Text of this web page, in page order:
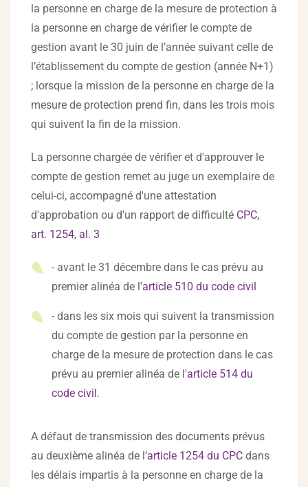
la personne en charge de la mesure de protection à
la personne en charge de vérifier le compte de
gestion avant le 30 juin de l’année suivant celle de
l’établissement du compte de gestion (année N+1)
; lorsque la mission de la personne en charge de la
mesure de protection prend fin, dans les trois mois
qui suivent la fin de la mission.
La personne chargée de vérifier et d'approuver le
compte de gestion remet au juge un exemplaire de
celui-ci, accompagné d'une attestation
d'approbation ou d'un rapport de difficulté CPC,
art. 1254, al. 3
- avant le 31 décembre dans le cas prévu au
premier alinéa de l'article 510 du code civil
- dans les six mois qui suivent la transmission
du compte de gestion par la personne en
charge de la mesure de protection dans le cas
prévu au premier alinéa de l'article 514 du
code civil.
A défaut de transmission des documents prévus
au deuxième alinéa de l’article 1254 du CPC dans
les délais impartis à la personne en charge de la